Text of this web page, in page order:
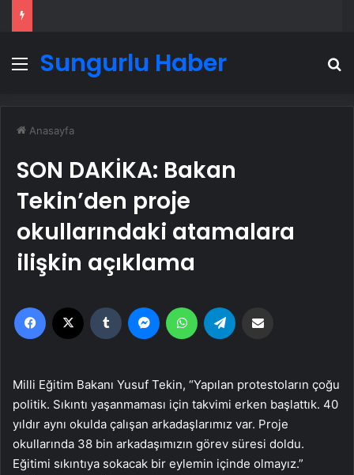
Menü
Sungurlu Haber
Anasayfa
SON DAKİKA: Bakan
Tekin’den proje
okullarındaki atamalara
ilişkin açıklama
Facebook Tumblr MessengerWhatsApp
Milli Eğitim Bakanı Yusuf Tekin, “Yapılan protestoların çoğu
politik. Sıkıntı yaşanmaması için takvimi erken başlattık. 40
yıldır aynı okulda çalışan arkadaşlarımız var. Proje
okullarında 38 bin arkadaşımızın görev süresi doldu.
Eğitimi sıkıntıya sokacak bir eylemin içinde olmayız.”